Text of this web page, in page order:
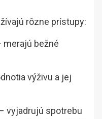
rôzne prístupy:
merajú bežné
výživu a jej
vyjadrujú spotrebu